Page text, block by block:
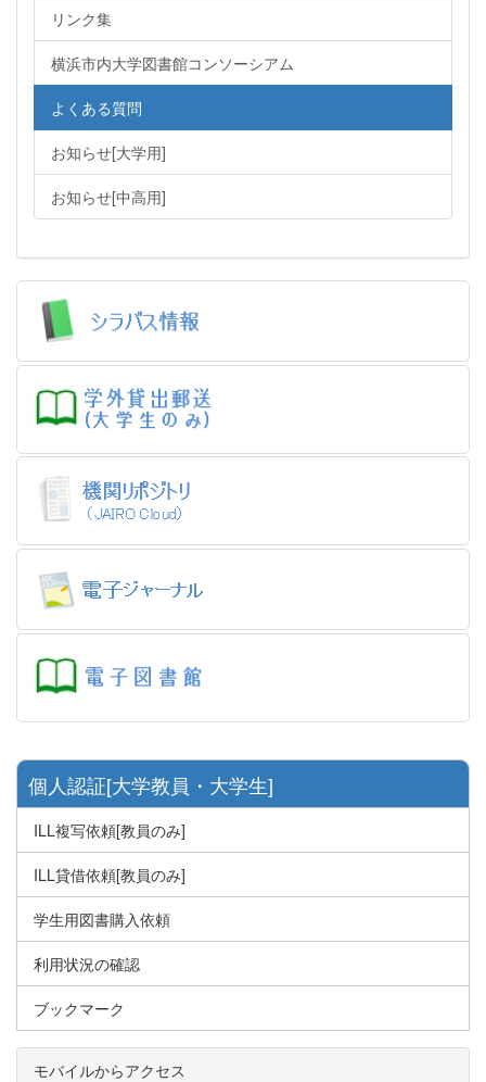
リンク集
横浜市内大学図書館コンソーシアム
よくある質問
お知らせ[大学用]
お知らせ[中高用]
個人認証[大学教員・大学生]
ILL複写依頼[教員のみ]
ILL貸借依頼[教員のみ]
学生用図書購入依頼
利用状況の確認
ブックマーク
モバイルからアクセス